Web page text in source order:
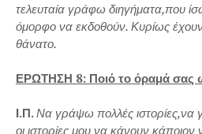
τελευταία γράφω διηγήματα,που
όμορφο να εκδοθούν. Κυρίως
θάνατο.
ΕΡΩΤΗΣΗ 8: Ποιό το όραμά σας
Ι.Π.Να γράψω πολλές ιστορίες,να
οι ιστορίες μου να κάνουν